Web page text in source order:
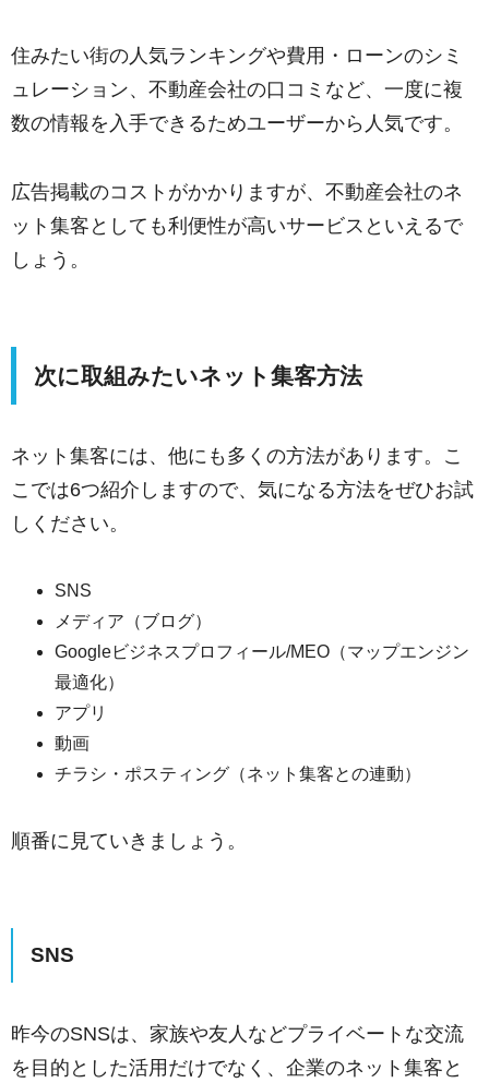
住みたい街の人気ランキングや費用・ローンのシミ
ュレーション、不動産会社の口コミなど、一度に複
数の情報を入手できるためユーザーから人気です。
広告掲載のコストがかかりますが、不動産会社のネ
ット集客としても利便性が高いサービスといえるで
しょう。
次に取組みたいネット集客方法
ネット集客には、他にも多くの方法があります。こ
こでは6つ紹介しますので、気になる方法をぜひお試
しください。
SNS
メディア（ブログ）
Googleビジネスプロフィール/MEO（マップエンジン
最適化）
アプリ
動画
チラシ・ポスティング（ネット集客との連動）
順番に見ていきましょう。
SNS
昨今のSNSは、家族や友人などプライベートな交流
を目的とした活用だけでなく、企業のネット集客と